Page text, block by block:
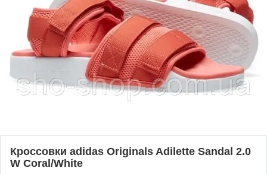
Кроссовки adidas Originals Adilette Sandal 2.0
W Coral/White